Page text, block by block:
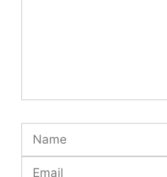
Name
Email